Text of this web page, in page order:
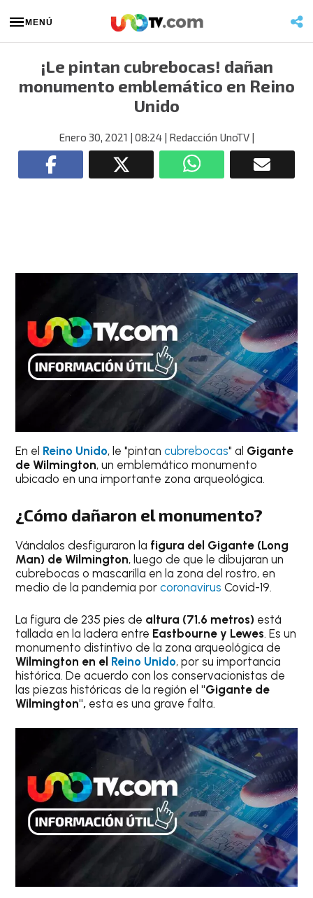
MENÚ
¡Le pintan cubrebocas! dañan
monumento emblemático en Reino
Unido
Enero 30, 2021 | 08:24| Redacción UnoTV|
En el Reino Unido, le "pintancubrebocas" al Gigante
de Wilmington, un emblemático monumento
ubicado en una importante zona arqueológica.
¿Cómo dañaron el monumento?
Vándalos desfiguraron la figura del Gigante (Long
Man) de Wilmington, luego de que le dibujaran un
cubrebocas o mascarilla en la zona del rostro, en
medio de la pandemia porcoronavirus Covid-19.
La figura de 235 pies de altura (71.6 metros) está
tallada en la ladera entre Eastbourne y Lewes. Es un
monumento distintivo de la zona arqueológica de
Wilmington en el Reino Unido, por su importancia
histórica. De acuerdo con los conservacionistas de
las piezas históricas de la región el"Gigante de
Wilmington", esta es una grave falta.